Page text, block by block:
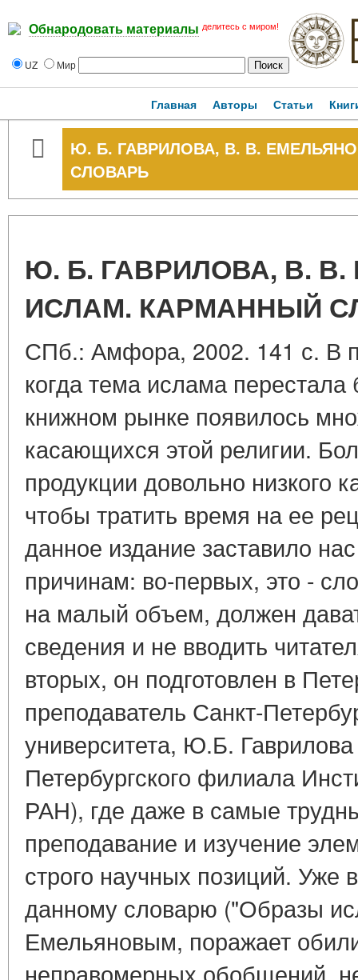
Обнародовать материалы делитесь с миром!
UZ Мир
Главная Авторы Статьи
Ю. Б. ГАВРИЛОВА, В. В.
СЛОВАРЬ
Ю. Б. ГАВРИЛОВА, В.
ИСЛАМ. КАРМАННЫЙ
СПб.: Амфора, 2002. 141 с. В
когда тема ислама
книжном рынке появилось
касающихся этой религии.
продукции довольно низкого
чтобы тратить время на ее
данное издание заставило
причинам: во-первых, это -
на малый объем, должен
сведения и не вводить
вторых, он подготовлен в
преподаватель Санкт-
университета, Ю.Б.
Петербургского филиала
РАН), где даже в самые
преподавание и изучение
строго научных позиций. Уже
данному словарю ("Образы
Емельяновым, поражает
неправомерных обобщений,